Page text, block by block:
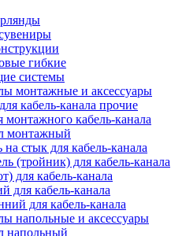
гибкие
системы
монтажные и аксессуары
кабель-канала прочие
монтажного кабель-канала
монтажный
стык для кабель-канала
(тройник) для кабель-канала
для кабель-канала
для кабель-канала
для кабель-канала
напольные и аксессуары
напольный